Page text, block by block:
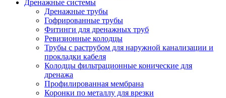
Дренажные системы
Дренажные трубы
Гофрированные трубы
Фитинги для дренажных труб
Ревизионные колодцы
Трубы с раструбом для наружной канализации и
прокладки кабеля
Колодцы фильтрационные конические для
дренажа
Профилированная мембрана
Коронки по металлу для врезки